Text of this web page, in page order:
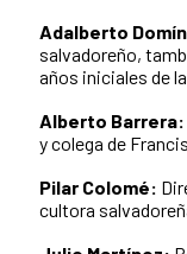
Adalberto
salvadoreño,
años iniciales de
Alberto Barrera:
y colega de
Pilar Colomé:
cultora